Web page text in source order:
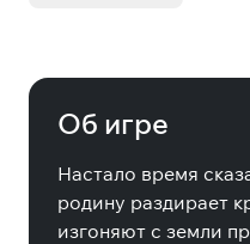
Об игре
Настало время
родину раздирает
изгоняют с земли